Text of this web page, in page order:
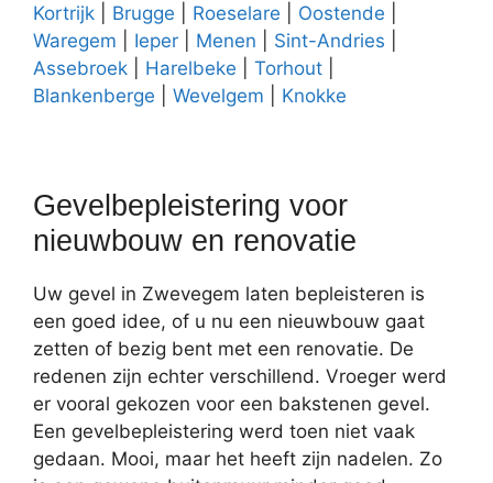
Kortrijk Brugge Roeselare Oostende
Waregem
Ieper Menen Sint-Andries
Assebroek
Harelbeke Torhout
Blankenberge
Wevelgem Knokke
Gevelbepleistering voor
nieuwbouw en renovatie
Uw gevel in Zwevegem laten bepleisteren is
een goed idee, of u nu een nieuwbouw gaat
zetten of bezig bent met een renovatie. De
redenen zijn echter verschillend. Vroeger werd
er vooral gekozen voor een bakstenen gevel.
Een gevelbepleistering werd toen niet vaak
gedaan. Mooi, maar het heeft zijn nadelen. Zo